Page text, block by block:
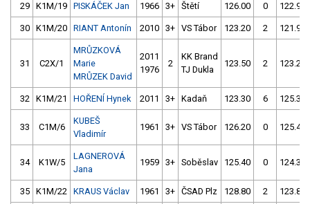
29 K1M/19 PISKÁČEK Jan 1966 3+ Štětí 126.00 0 122.90
30 K1M/20 RIANT Antonín 2010 3+ VS Tábor 123.20 2 121.90
31 C2X/1
MRŮZKOVÁ
Marie
MRŮZEK David
2011
1976
2
KK Brand
TJ Dukla
123.50 2 123.20
32 K1M/21 HOŘENÍ Hynek 2011 3+ Kadaň 123.30 6 125.30
33 C1M/6
KUBEŠ
Vladimír
1961 3+ VS Tábor 126.20 0 125.40
34 K1W/5
LAGNEROVÁ
Jana
1959 3+ Soběslav 125.40 0 124.30
35 K1M/22 KRAUS Václav 1961 3+ ČSAD Plz 128.80 2 123.80